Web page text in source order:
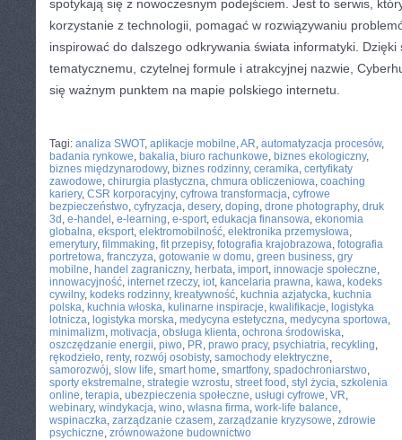
spotykają się z nowoczesnym podejściem. Jest to serwis,
korzystanie z technologii, pomagać w rozwiązywaniu
inspirować do dalszego odkrywania świata informatyki.
tematycznemu, czytelnej formule i atrakcyjnej nazwie,
się ważnym punktem na mapie polskiego internetu.
Tagi: analiza SWOT, aplikacje mobilne,AR, automatyzacja procesów,
badania rynkowe, bakalia, biuro rachunkowe, biznes ekologiczny,
biznes międzynarodowy, biznes rodzinny, ceramika, certyfikaty
zawodowe, chirurgia plastyczna, chmura obliczeniowa, coaching
kariery, CSR korporacyjny, cyfrowa transformacja, cyfrowe
bezpieczeństwo, cyfryzacja, desery, doping, drone photography, druk
3d , e-handel , e-learning, e-sport, edukacja finansowa, ekonomia
globalna, eksport, elektromobilność, elektronika przemysłowa,
emerytury, filmmaking, fit przepisy, fotografia krajobrazowa, fotografia
portretowa, franczyza, gotowanie w domu, green business, gry
mobilne, handel zagraniczny, herbata, import, innowacje społeczne,
innowacyjność, internet rzeczy, iot, kancelaria prawna, kawa, kodeks
cywilny, kodeks rodzinny, kreatywność, kuchnia azjatycka, kuchnia
polska, kuchnia włoska, kulinarne inspiracje, kwalifikacje, logistyka
lotnicza, logistyka morska, medycyna estetyczna, medycyna sportowa,
minimalizm, motivacja, obsługa klienta, ochrona środowiska,
oszczędzanie energii, piwo, PR, prawo pracy, psychiatria, recykling,
rękodzieło, renty, rozwój osobisty, samochody elektryczne,
samorozwój, slow life, smart home, smartfony, spadochroniarstwo,
sporty ekstremalne, strategie wzrostu, street food , styl życia, szkolenia
online, terapia, ubezpieczenia społeczne, usługi cyfrowe, VR,
webinary, windykacja, wino, własna firma, work-life balance,
wspinaczka, zarządzanie czasem, zarządzanie kryzysowe, zdrowie
psychiczne, zrównoważone budownictwo